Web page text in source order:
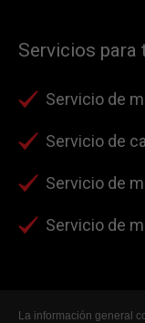
Servicios para
Servicio de
Servicio de
Servicio de
Servicio de
La información general